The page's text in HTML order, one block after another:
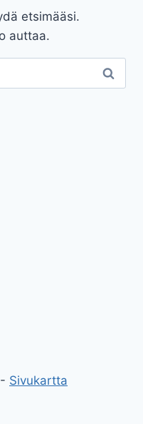
etsimääsi.
auttaa.
Sivukartta